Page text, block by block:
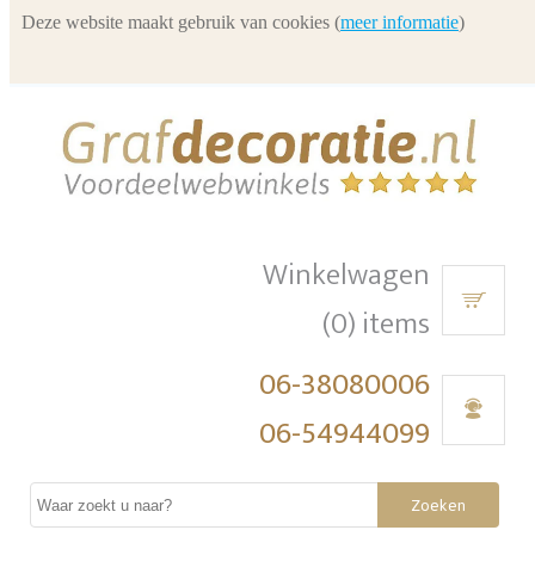
Winkelwagen
(0) items
06-38080006
06-54944099
Zoeken
Deze website maakt gebruik van cookies (meer informatie)